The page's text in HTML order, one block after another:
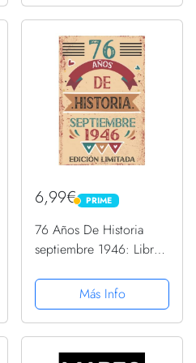
regalo, regalo Para la
madre
6,99€ PRIME
PRIME
76 Años De Historia
septiembre 1946: Libro
páginas de
felicitaciones, idea de
regalo, regalo Para la
Más Info